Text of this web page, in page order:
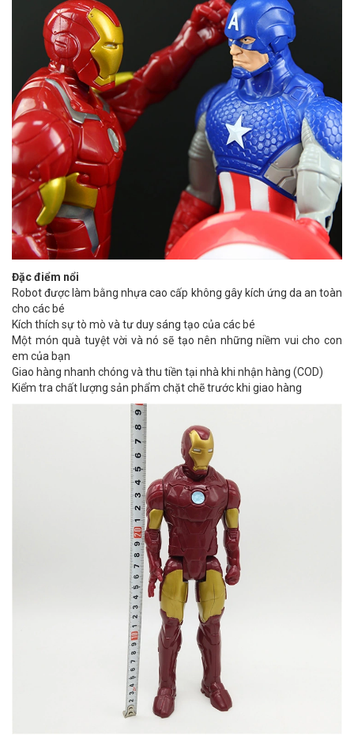
Đặc điểm nổi
Robot được làm bằng nhựa cao cấp không gây kích ứng da an toàn
cho các bé
Kích thích sự tò mò và tư duy sáng tạo của các bé
Một món quà tuyệt vời và nó sẽ tạo nên những niềm vui cho con
em của bạn
Giao hàng nhanh chóng và thu tiền tại nhà khi nhận hàng (COD)
Kiểm tra chất lượng sản phẩm chặt chẽ trước khi giao hàng